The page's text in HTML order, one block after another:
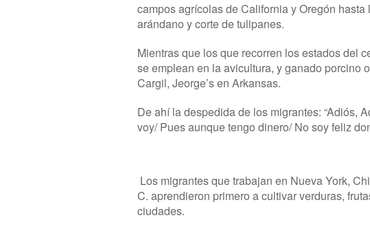
campos agrícolas de California y Oregón
arándano y corte de tulipanes.
Mientras que los que recorren los estados del
se emplean en la avicultura, y ganado porcino
Cargil, Jeorge’s en Arkansas.
De ahí la despedida de los migrantes: “Adiós,
voy/ Pues aunque tengo dinero/ No soy feliz
Los migrantes que trabajan en Nueva York,
C. aprendieron primero a cultivar verduras,
ciudades.